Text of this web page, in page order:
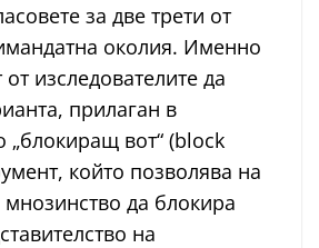
за две трети от
околия. Именно
изследователите да
прилаган в
„блокиращ вот“ (block
който позволява на
да блокира
на